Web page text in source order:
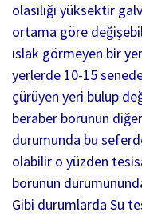
olasılığı yüksektir
ortama göre
ıslak görmeyen bir
yerlerde 10-15
çürüyen yeri bulup
beraber borunun
durumunda bu
olabilir o yüzden
borunun
Gibi durumlarda Su